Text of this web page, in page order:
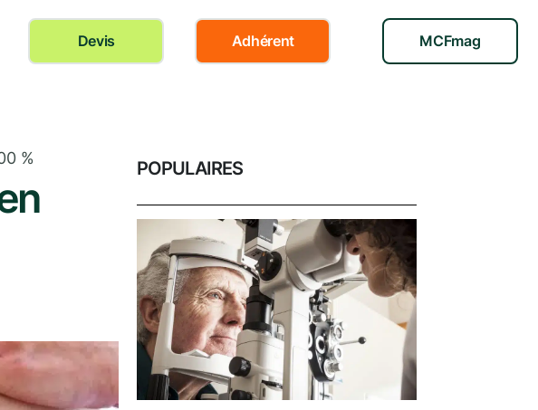
Devis Adhérent MCFmag
% POPULAIRES